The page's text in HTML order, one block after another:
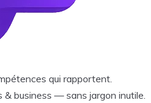
qui rapportent.
& business — sans jargon inutile.